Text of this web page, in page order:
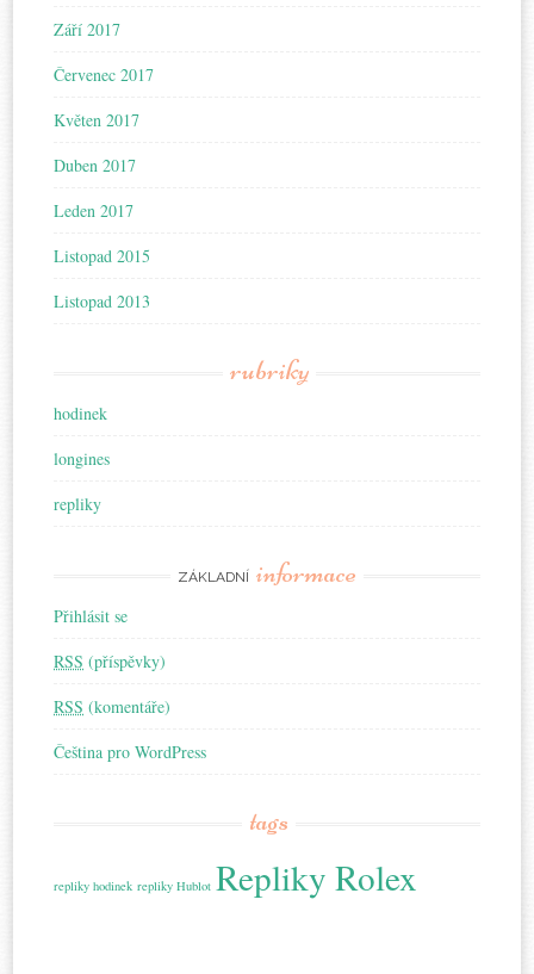
Září 2017
Červenec 2017
Květen 2017
Duben 2017
Leden 2017
Listopad 2015
Listopad 2013
rubriky
hodinek
longines
repliky
ZÁKLADNÍ informace
Přihlásit se
RSS (příspěvky)
RSS (komentáře)
Čeština pro WordPress
tags
repliky hodinek repliky Hublot Repliky Rolex